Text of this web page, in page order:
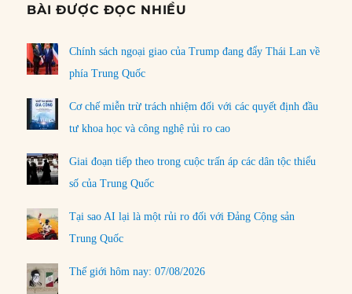
BÀI ĐƯỢC ĐỌC NHIỀU
Chính sách ngoại giao của Trump đang đẩy Thái Lan về
phía Trung Quốc
Cơ chế miễn trừ trách nhiệm đối với các quyết định đầu
tư khoa học và công nghệ rủi ro cao
Giai đoạn tiếp theo trong cuộc trấn áp các dân tộc thiểu
số của Trung Quốc
Tại sao AI lại là một rủi ro đối với Đảng Cộng sản
Trung Quốc
Thế giới hôm nay: 07/08/2026